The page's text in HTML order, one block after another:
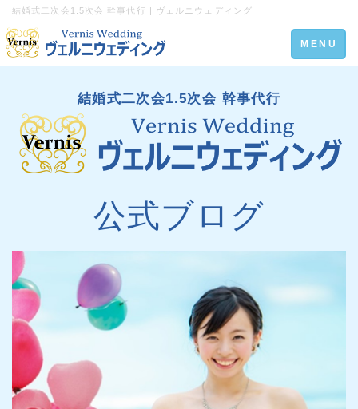
結婚式二次会1.5次会 幹事代行 | ヴェルニウェディング
Toggle
navigation
MENU
結婚式二次会1.5次会 幹事代行
公式ブログ